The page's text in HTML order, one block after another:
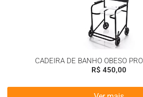
CADEIRA DE BANHO OBESO
R$ 450,00